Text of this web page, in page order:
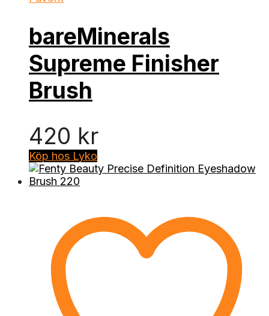
bareMinerals
Supreme Finisher
Brush
420 kr
Köp hos Lyko